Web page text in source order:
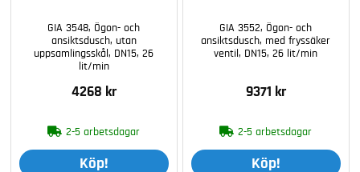
GIA 3548, Ögon- och
ansiktsdusch, utan
uppsamlingsskål, DN15, 26
lit/min
4268 kr
2-5 arbetsdagar
Köp!
GIA 3552, Ögon- och
ansiktsdusch, med fryssäker
ventil, DN15, 26 lit/min
9371 kr
2-5 arbetsdagar
Köp!